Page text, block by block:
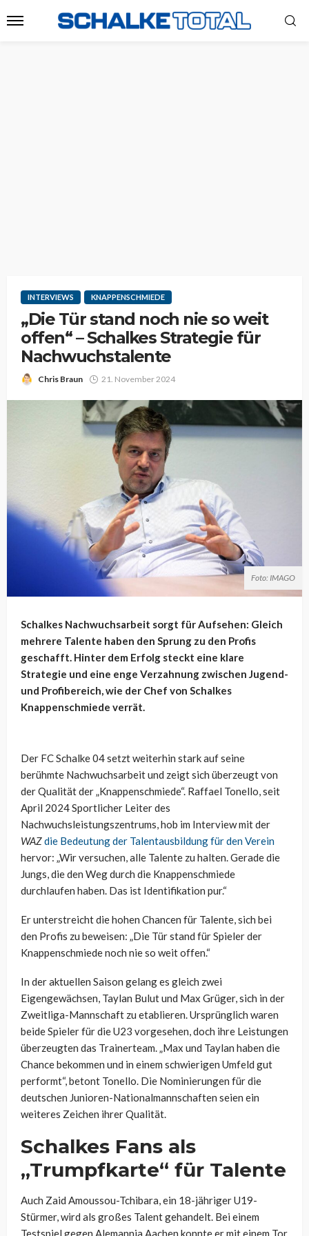
INTERVIEWS KNAPPENSCHMIEDE
„Die Tür stand noch nie so weit
offen“ – Schalkes Strategie für
Nachwuchstalente
Chris Braun 21. November 2024
Foto: IMAGO
Schalkes Nachwuchsarbeit sorgt für Aufsehen: Gleich
mehrere Talente haben den Sprung zu den Profis
geschafft. Hinter dem Erfolg steckt eine klare
Strategie und eine enge Verzahnung zwischen Jugend-
und Profibereich, wie der Chef von Schalkes
Knappenschmiede verrät.
Der FC Schalke 04 setzt weiterhin stark auf seine
berühmte Nachwuchsarbeit und zeigt sich überzeugt von
der Qualität der „Knappenschmiede“. Raffael Tonello, seit
April 2024 Sportlicher Leiter des
Nachwuchsleistungszentrums, hob im Interview mit der
WAZdie Bedeutung der Talentausbildung für den Verein
hervor: „Wir versuchen, alle Talente zu halten. Gerade die
Jungs, die den Weg durch die Knappenschmiede
durchlaufen haben. Das ist Identifikation pur.“
Er unterstreicht die hohen Chancen für Talente, sich bei
den Profis zu beweisen: „Die Tür stand für Spieler der
Knappenschmiede noch nie so weit offen.“
In der aktuellen Saison gelang es gleich zwei
Eigengewächsen, Taylan Bulut und Max Grüger, sich in der
Zweitliga-Mannschaft zu etablieren. Ursprünglich waren
beide Spieler für die U23 vorgesehen, doch ihre Leistungen
überzeugten das Trainerteam. „Max und Taylan haben die
Chance bekommen und in einem schwierigen Umfeld gut
performt“, betont Tonello. Die Nominierungen für die
deutschen Junioren-Nationalmannschaften seien ein
weiteres Zeichen ihrer Qualität.
Schalkes Fans als
„Trumpfkarte“ für Talente
Auch Zaid Amoussou-Tchibara, ein 18-jähriger U19-
Stürmer, wird als großes Talent gehandelt. Bei einem
Testspiel gegen Alemannia Aachen konnte er mit einem Tor